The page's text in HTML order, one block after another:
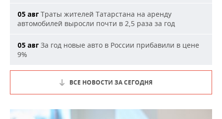
05 авг Траты жителей Татарстана на аренду
автомобилей выросли почти в 2,5 раза за год
05 авг За год новые авто в России прибавили в цене
9%
ВСЕ НОВОСТИ ЗА СЕГОДНЯ